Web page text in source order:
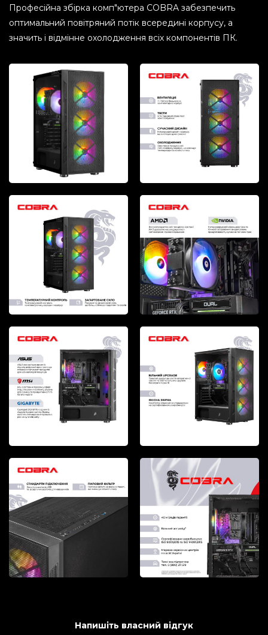
Професійна збірка комп"ютера COBRA забезпечить
оптимальний повітряний потік всередині корпусу, а
значить і відмінне охолодження всіх компонентів ПК.
Напишіть власний відгук